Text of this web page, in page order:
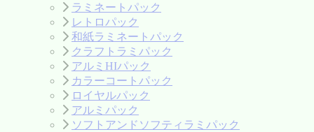
ラミネートパック
レトロパック
和紙ラミネートパック
クラフトラミパック
アルミHIパック
カラーコートパック
ロイヤルパック
アルミパック
ソフトアンドソフティラミパック